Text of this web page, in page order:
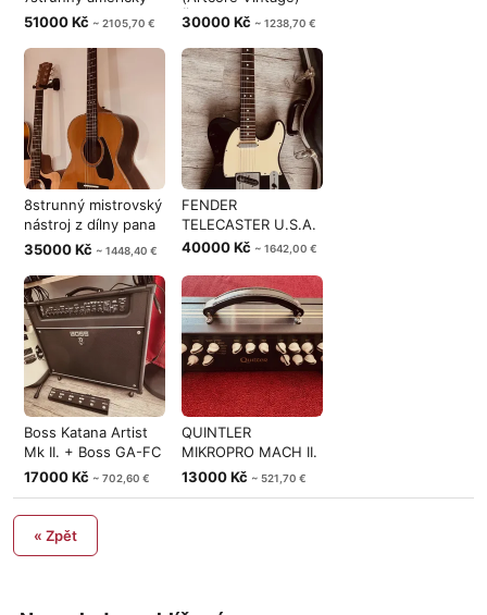
unikát
51000 Kč ~ 2105,70 €
Špičkov
30000 Kč ~ 1238,70 €
8strunný mistrovský
nástroj z dílny pana
Kuče
35000 Kč ~ 1448,40 €
FENDER
TELECASTER U.S.A.
40000 Kč ~ 1642,00 €
Boss Katana Artist
Mk II. + Boss GA-FC
EX
17000 Kč ~ 702,60 €
QUINTLER
MIKROPRO MACH II.
200 W U.S.A. Calif
13000 Kč ~ 521,70 €
« Zpět